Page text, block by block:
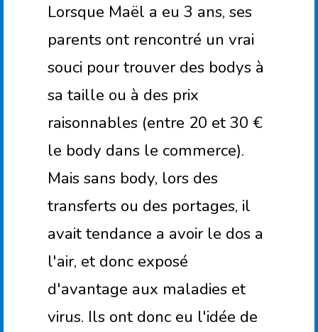
Lorsque Maël a eu 3 ans, ses
parents ont rencontré un vrai
souci pour trouver des bodys à
sa taille ou à des prix
raisonnables (entre 20 et 30 €
le body dans le commerce).
Mais sans body, lors des
transferts ou des portages, il
avait tendance a avoir le dos a
l'air, et donc exposé
d'avantage aux maladies et
virus. Ils ont donc eu l'idée de